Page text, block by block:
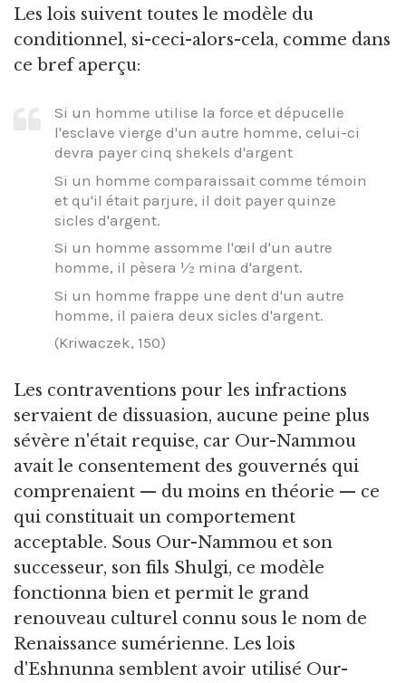
Les lois suivent toutes le modèle du
conditionnel, si-ceci-alors-cela, comme dans
ce bref aperçu:
Si un homme utilise la force et dépucelle
l'esclave vierge d'un autre homme, celui-ci
devra payer cinq shekels d'argent
Si un homme comparaissait comme témoin
et qu'il était parjure, il doit payer quinze
sicles d'argent.
Si un homme assomme l'œil d'un autre
homme, il pèsera ½ mina d'argent.
Si un homme frappe une dent d'un autre
homme, il paiera deux sicles d'argent.
(Kriwaczek, 150)
Les contraventions pour les infractions
servaient de dissuasion, aucune peine plus
sévère n'était requise, car Our-Nammou
avait le consentement des gouvernés qui
comprenaient — du moins en théorie — ce
qui constituait un comportement
acceptable. Sous Our-Nammou et son
successeur, son fils Shulgi, ce modèle
fonctionna bien et permit le grand
renouveau culturel connu sous le nom de
Renaissance sumérienne. Les lois
d'Eshnunna semblent avoir utilisé Our-